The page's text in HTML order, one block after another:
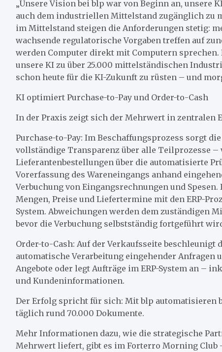
„Unsere Vision bei blp war von Beginn an,
auch dem industriellen Mittelstand zugänglich zu
im Mittelstand steigen die Anforderungen stetig:
wachsende regulatorische Vorgaben treffen auf
werden Computer direkt mit Computern
unsere KI zu über 25.000 mittelständischen
schon heute für die KI-Zukunft zu rüsten – und
KI optimiert Purchase-to-Pay und Order-to-Cash
In der Praxis zeigt sich der Mehrwert in zentralen
Purchase-to-Pay: Im Beschaffungsprozess sorgt
vollständige Transparenz über alle Teilprozesse –
Lieferantenbestellungen über die automatisierte
Vorerfassung des Wareneingangs anhand
Verbuchung von Eingangsrechnungen und
Mengen, Preise und Liefertermine mit den ERP-
System. Abweichungen werden dem zuständigen
bevor die Verbuchung selbstständig fortgeführt
Order-to-Cash: Auf der Verkaufsseite
automatische Verarbeitung eingehender Anfragen
Angebote oder legt Aufträge im ERP-System an –
und Kundeninformationen.
Der Erfolg spricht für sich: Mit blp automatisieren
täglich rund 70.000 Dokumente.
Mehr Informationen dazu, wie die strategische
Mehrwert liefert, gibt es im Forterro Morning Club